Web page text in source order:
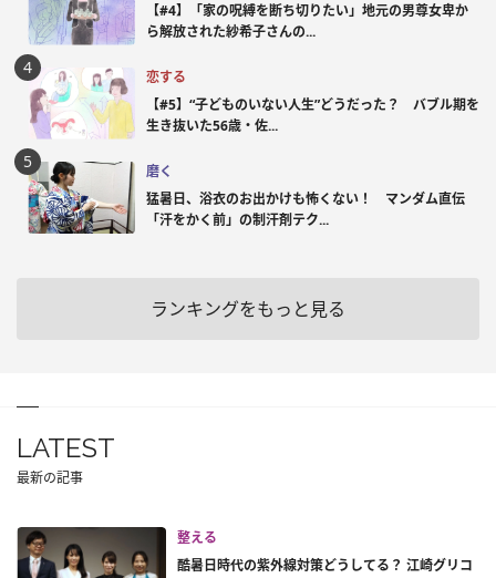
【#4】「家の呪縛を断ち切りたい」地元の男尊女卑か
ら解放された紗希子さんの...
恋する
【#5】“子どものいない人生”どうだった？ バブル期を
生き抜いた56歳・佐...
磨く
猛暑日、浴衣のお出かけも怖くない！ マンダム直伝
「汗をかく前」の制汗剤テク...
ランキングをもっと見る
LATEST
最新の記事
整える
酷暑日時代の紫外線対策どうしてる？ 江崎グリコ